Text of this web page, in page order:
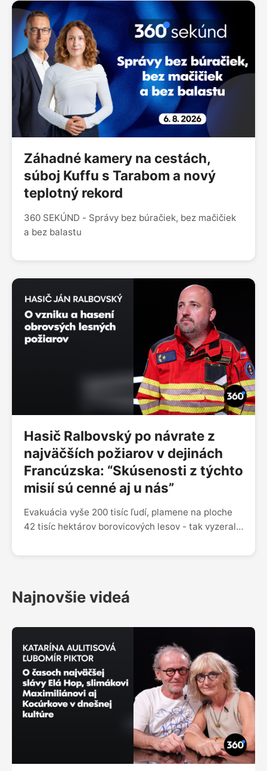
Záhadné kamery na cestách,
súboj Kuffu s Tarabom a nový
teplotný rekord
360 SEKÚND - Správy bez búračiek, bez mačičiek
a bez balastu
Hasič Ralbovský po návrate z
najväčších požiarov v dejinách
Francúzska: “Skúsenosti z týchto
misií sú cenné aj u nás”
Evakuácia vyše 200 tisíc ľudí, plamene na ploche
42 tisíc hektárov borovicových lesov - tak vyzeral
Včera v noci sa odtiaľ vrátil Ján Ralbovský -
Najnovšie videá